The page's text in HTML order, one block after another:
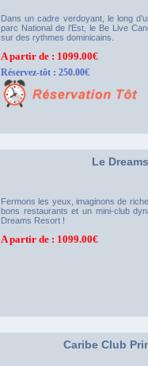
Dans un cadre verdoyant, le long
parc National de l’Est, le Be Live
sur des rythmes dominicains.
A partir de : 1099.00€
Réservez-tôt : 250.00€
Le
Fermons les yeux, imaginons de
bons restaurants et un mini-club
Dreams Resort !
A partir de : 1099.00€
Caribe Club